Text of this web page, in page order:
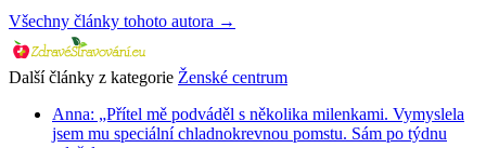
Všechny články tohoto autora →
Další články z kategorie Ženské centrum
Anna: „Přítel mě podváděl s několika milenkami. Vymyslela
jsem mu speciální chladnokrevnou pomstu. Sám po týdnu